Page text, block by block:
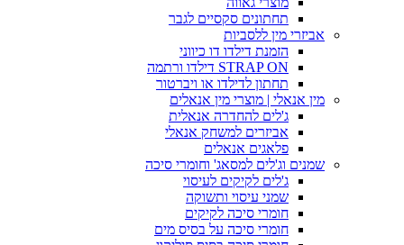
תחתונים סקסיים לגבר
אביזרי מין ללסביות
הזמנת דילדו דו כיווני
STRAP ON דילדו ורתמה
תחתון לדילדו או ויברטור
מין אנאלי | מוצרי מין אנאלים
ג'לים להחדרה אנאלית
אביזרים למשחק אנאלי
פלאגים אנאלים
שמנים וג'לים למסאג' וחומרי סיכה
ג'לים לקיקים לעיסוי
שמני עיסוי ותשוקה
חומרי סיכה לקיקים
חומרי סיכה על בסיס מים